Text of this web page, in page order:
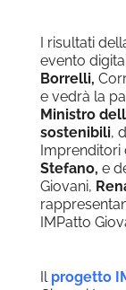
I risultati
evento
Borrelli,
e vedrà la
Ministro
sostenibili,
Imprenditori
Stefano, e
Giovani,
IMPatto
Il progetto